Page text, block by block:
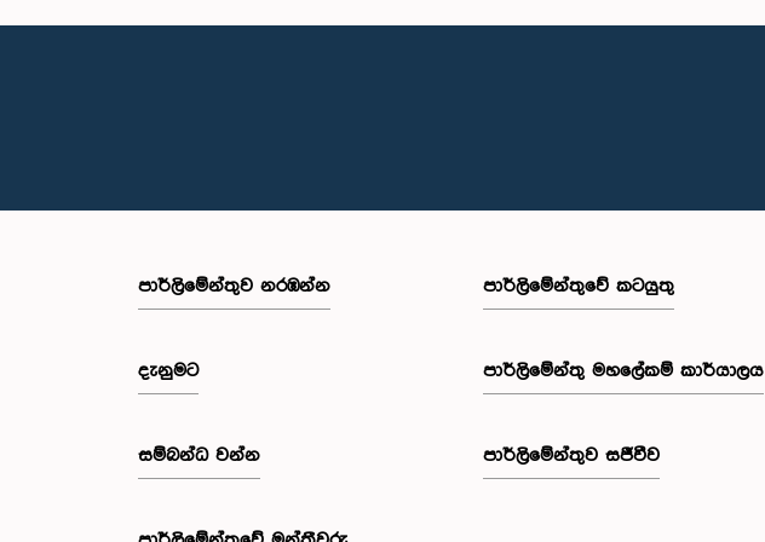
පාර්ලි‌මේන්තුව නරඹන්න
දැනුමට
සම්බන්ධ වන්න
පාර්ලිමේන්තුවේ කටයුතු
පාර්ලිමේන්තු මහලේකම් කාර්යාලය
පාර්ලිමේන්තුව සජීවීව